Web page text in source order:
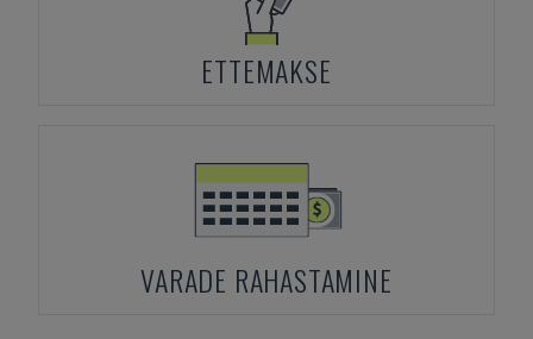
ETTEMAKSE
VARADE RAHASTAMINE